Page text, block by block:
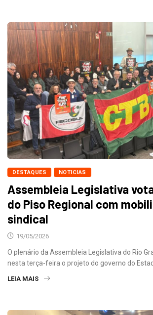
DESTAQUES NOTICIAS
Assembleia Legislativa
do Piso Regional com
sindical
19/05/2026
O plenário da Assembleia Legislativa do Rio
nesta terça-feira o projeto do governo do
LEIA MAIS